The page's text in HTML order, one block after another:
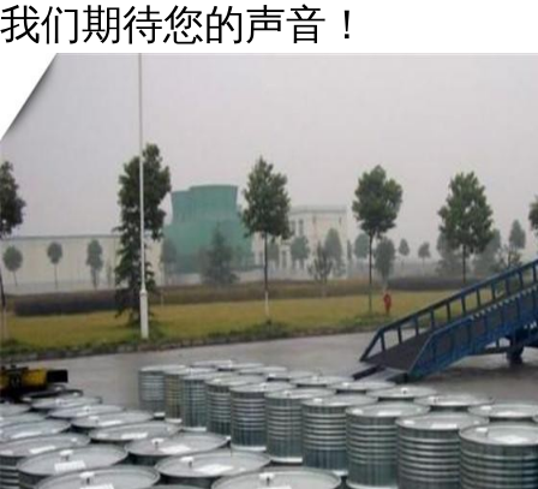
我们期待您的声音！